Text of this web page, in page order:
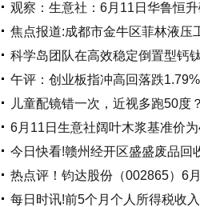
观察：生意社：6月11日华鲁恒
焦点报道:成都市金牛区菲林液压
科学岛团队在高效稳定倒置型钙
午评：创业板指冲高回落跌
儿童配镜错一次，近视多跑50度？
6月11日生意社阔叶木浆基准价
今日快看!赣州经开区盛盛废品回
热点评！钧达股份（002865）6
每日时讯!前5个月个人所得税收